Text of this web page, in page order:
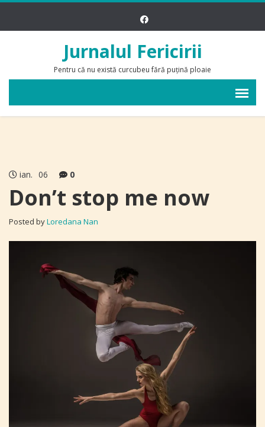
Jurnalul Fericirii
Pentru că nu există curcubeu fără puțină ploaie
ian. 06 0
Don’t stop me now
Posted byLoredana Nan